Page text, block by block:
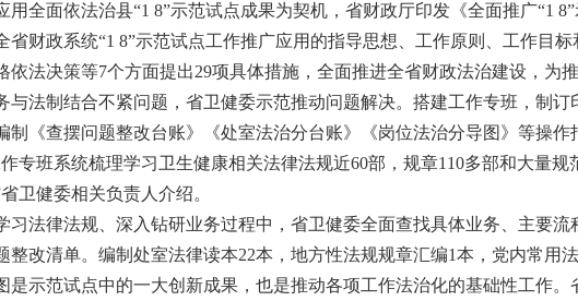
面依法治县“1 8”示范试点成果为契机，省财政厅印发《全面推广“1
省财政系统“1 8”示范试点工作推广应用的指导思想、工作原则、工作目
依法决策等7个方面提出29项具体措施，全面推进全省财政法治建设，为
制结合不紧问题，省卫健委示范推动问题解决。搭建工作专班，制订
制《查摆问题整改台账》《处室法治分台账》《岗位法治分导图》等操作
班系统梳理学习卫生健康相关法律法规近60部，规章110多部和大量规
卫健委相关负责人介绍。
法律法规、深入钻研业务过程中，省卫健委全面查找具体业务、主要流
整改清单。编制处室法律读本22本，地方性法规规章汇编1本，党内常用法
示范试点中的一大创新成果，也是推动各项工作法治化的基础性工作。